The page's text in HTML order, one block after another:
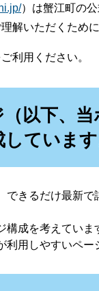
）は蟹江町の
解いただくため
利用ください。
（以下、
ています
きるだけ最新で
成を考えていま
用しやすいペー